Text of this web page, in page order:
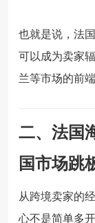
也就是说，法
可以成为卖家
兰等市场的前
二、法国
国市场跳
从跨境卖家的
心不是简单多